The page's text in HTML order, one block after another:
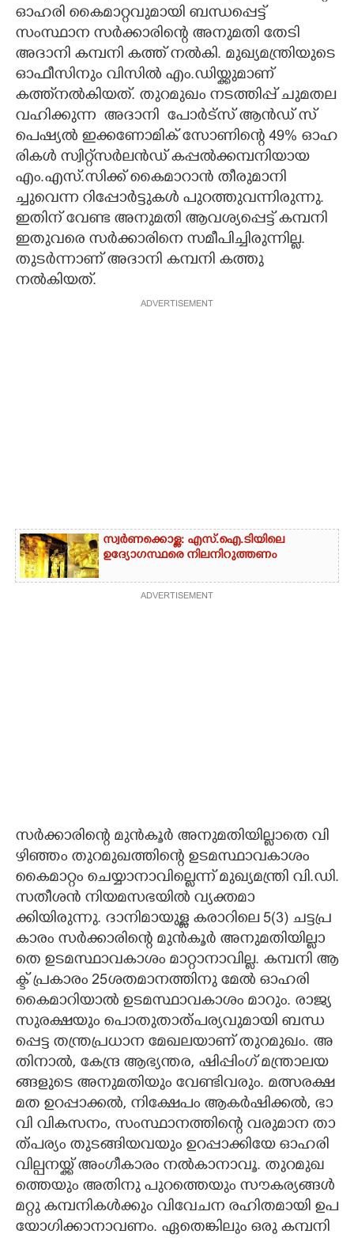
ഓഹരി കൈമാറ്റവുമായി ബന്ധപ്പെട്ട്
സംസ്ഥാന സർക്കാരിന്റെ അനുമതി തേടി
അദാനി കമ്പനി കത്ത് നൽകി. മുഖ്യമന്ത്രിയുടെ
ഓഫീസിനും വിസിൽ എം.ഡിയ്ക്കുമാണ്
കത്ത്നൽകിയത്. തു​റ​മു​ഖം​ ​ന​ട​ത്തി​പ്പ് ​ചു​മ​ത​ല​
​വ​ഹി​ക്കു​ന്ന​ ​ അ​ദാ​നി ​ ​പോ​ർ​ട്സ് ​ആ​ൻ​ഡ് ​സ്‌​
പെ​ഷ്യ​ൽ​ ​ഇ​ക്ക​ണോ​മി​ക് ​സോ​ണി​ന്റെ​ 49​%​ ​ഓ​ഹ​
രി​ക​ൾ​ ​സ്വി​റ്റ്സ​ർ​ല​ൻ​ഡ് ​ക​പ്പ​ൽ​ക്ക​മ്പ​നി​യാ​യ​ ​
എം.​എ​സ്.​സി​ക്ക് ​കൈ​മാ​റാ​ൻ​ ​തീ​രു​മാ​നി​
ച്ചുവെന്ന റിപ്പോർട്ടുകൾ പുറത്തുവന്നിരുന്നു.
ഇതിന് വേണ്ട അനുമതി ആവശ്യപ്പെട്ട് കമ്പനി
ഇതുവരെ സർക്കാരിനെ സമീപിച്ചിരുന്നില്ല.
തുടർന്നാണ് അദാനി കമ്പനി കത്തു
നൽകിയത്.
ADVERTISEMENT
സ്വർണക്കൊള്ള: എസ്.ഐ.ടിയിലെ
ഉദ്യോഗസ്ഥരെ നിലനിറുത്തണം
ADVERTISEMENT
സ​ർ​ക്കാ​രി​ന്റെ​ ​മു​ൻ​കൂ​ർ​ ​അ​നു​മ​തി​യി​ല്ലാ​തെ​ ​വി​
ഴി​ഞ്ഞം​ ​തു​റ​മു​ഖ​ത്തി​ന്റെ​ ​ഉ​ട​മ​സ്ഥാ​വ​കാ​ശം​ ​
കൈ​മാ​റ്റം​ ​ചെ​യ്യാ​നാ​വി​ല്ലെ​ന്ന് ​മു​ഖ്യ​മ​ന്ത്രി​ ​വി.​ഡി.​
​സ​തീ​ശ​ൻ​ ​നി​യ​മ​സ​ഭ​യി​ൽ​ ​വ്യ​ക്ത​മാ​
ക്കിയിരുന്നു. ​ദാ​നി​മാ​യു​ള്ള​ ​ക​രാ​റി​ലെ​ 5​(3​)​ ​ച​ട്ട​പ്ര​
കാ​രം​ ​സ​ർ​ക്കാ​രി​ന്റെ​ ​മു​ൻ​കൂ​ർ​ ​അ​നു​മ​തി​യി​ല്ലാ​
തെ​ ​ഉ​ട​മ​സ്ഥാ​വ​കാ​ശം​ ​മാ​റ്റാ​നാ​വി​ല്ല.​ ​ക​മ്പ​നി​ ​ആ​
ക്ട് ​പ്ര​കാ​രം​ 25​ശ​ത​മാ​ന​ത്തി​നു​ ​മേ​ൽ​ ​ഓ​ഹ​രി​ ​
കൈ​മാ​റി​യാ​ൽ​ ​ഉ​ട​മ​സ്ഥാ​വ​കാ​ശം​ ​മാ​റും.​ ​രാ​ജ്യ​
സു​ര​ക്ഷ​യും​ ​പൊ​തു​താ​ത്പ​ര്യ​വു​മാ​യി​ ​ബ​ന്ധ​
പ്പെ​ട്ട​ ​ത​ന്ത്ര​പ്ര​ധാ​ന​ ​മേ​ഖ​ല​യാ​ണ് ​തു​റ​മു​ഖം.​ ​അ​
തി​നാ​ൽ,​​​ ​കേ​ന്ദ്ര​ ​ആ​ഭ്യ​ന്ത​ര,​ ​ഷി​പ്പിം​ഗ് ​മ​ന്ത്രാ​ല​യ​
ങ്ങ​ളു​ടെ​ ​അ​നു​മ​തി​യും​ ​വേ​ണ്ടി​വ​രും.​ ​മ​ത്സ​ര​ക്ഷ​
മ​ത​ ​ഉ​റ​പ്പാ​ക്ക​ൽ,​ ​നി​ക്ഷേ​പം​ ​ആ​ക​ർ​ഷി​ക്ക​ൽ,​ ​ഭാ​
വി​ ​വി​ക​സ​നം,​ ​സം​സ്ഥാ​ന​ത്തി​ന്റെ​ ​വ​രു​മാ​ന​ ​താ​
ത്പ​ര്യം​ ​തു​ട​ങ്ങി​യ​വ​യും​ ​ഉ​റ​പ്പാ​ക്കി​യേ​ ​ഓ​ഹ​രി​ ​
വി​ല്പ​ന​യ്ക്ക് ​അം​ഗീ​കാ​രം​ ​ന​ൽ​കാ​നാ​വൂ.​ ​തു​റ​മു​ഖ​
ത്തെ​യും​ ​അ​തി​നു​ ​പു​റ​ത്തെ​യും​ ​സൗ​ക​ര്യ​ങ്ങ​ൾ​ ​
മ​റ്റു​ ​ക​മ്പ​നി​ക​ൾ​ക്കും​ ​വി​വേ​ച​ന​ ​ര​ഹി​ത​മാ​യി​ ​ഉ​പ​
യോ​ഗി​ക്കാ​നാ​വ​ണം.​ ​ഏ​തെ​ങ്കി​ലും​ ​ഒ​രു​ ​ക​മ്പ​നി​